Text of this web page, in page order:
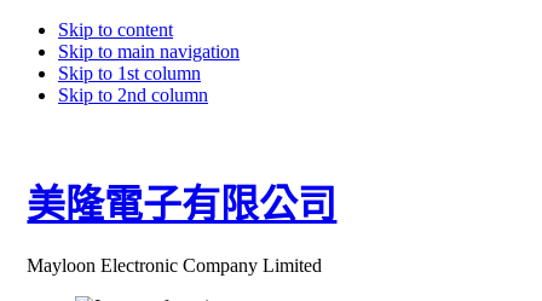
Skip to content
Skip to main navigation
Skip to 1st column
Skip to 2nd column
美隆電子有限公司
Mayloon Electronic Company Limited